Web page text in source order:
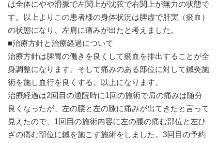
は全体にやや滑脈で左関上が沈弦で右関上が無力の状態で
す。以上よりこの患者様の身体状況は脾虚で肝実（瘀血）
の状態になり、左肩に痛みが出たと考えました。
■治療方針と治療経過について
治療方針は脾胃の働きを良くして瘀血を排出することが全
身調整になります。そして痛みのある部位に対して鍼灸施
術を施し血行を良くする。以上になります。
治療経過は2回目の通院時に1回の施術で肩の痛みは随分
良くなったが、左の腰と左の膝に痛みが出てきたと言って
見えたので、1回目の施術内容に左の腰の痛む部位と左ひ
ざの痛む部位に鍼を施こす施術をしました。3回目の予約